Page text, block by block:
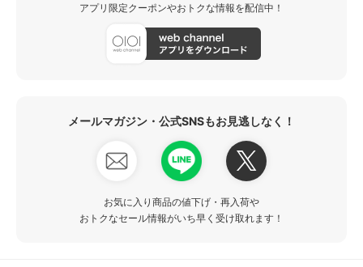
アプリ限定クーポンやおトクな情報を配信中！
メールマガジン・公式SNSもお見逃しなく！
お気に入り商品の値下げ・再入荷や
おトクなセール情報がいち早く受け取れます！